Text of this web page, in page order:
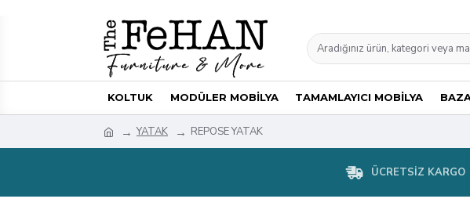
KOLTUK MODÜLER MOBİLYA TAMAMLAYICI MOBİLYA
YATAK REPOSE YATAK
ÜCRETSIZ KARGO